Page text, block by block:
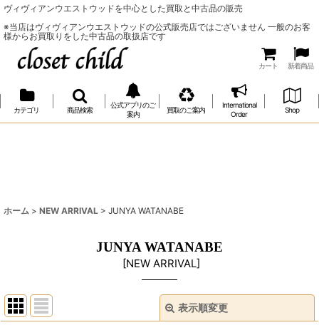
ヴィヴィアンウエストウッドを中心とした買取と中古品の販売
※当店はヴィヴィアンウエストウッドの公式販売店ではございません 一般のお客
様からお買取りをした中古品の取扱店です
カート 新着商品
カテゴリ 商品検索
公式アプリのご
案内
買取のご案内
International
Order
Shop
ホーム > NEW ARRIVAL > JUNYA WATANABE
JUNYA WATANABE
[NEW ARRIVAL]
表示順変更